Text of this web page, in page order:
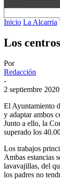
Inicio La Alcarria
Los
Por
Redacción
-
2 septiembre 2020
El Ayuntamiento
y adaptar ambos
Junto a ello, la
superado los
Los trabajos
Ambas estancias
lavavajillas, del
los padres no